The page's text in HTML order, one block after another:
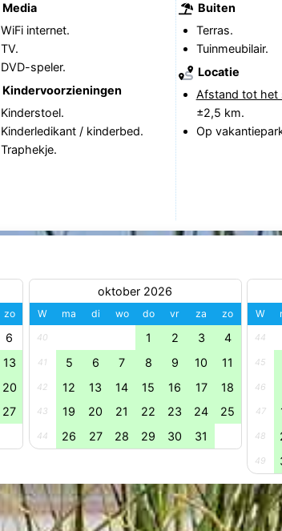
Media
WiFi internet.
TV.
DVD-speler.
Kindervoorzieningen
Kinderstoel.
Kinderledikant / kinderbed.
Traphekje.
Buiten
Terras.
Tuinmeubilair.
Locatie
Afstand tot het
±2,5 km.
Op
zo
6
13
20
27
oktober 2026
W ma di wo do vr za zo
40 1 2 3 4
41 5 6 7 8 9 10 11
42 12 13 14 15 16 17 18
43 19 20 21 22 23 24 25
44 26 27 28 29 30 31
W
44
45
46
47
48
49